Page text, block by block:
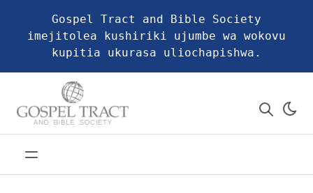
Gospel Tract and Bible Society
imejitolea kushiriki ujumbe wa wokovu
kupitia ukurasa uliochapishwa.